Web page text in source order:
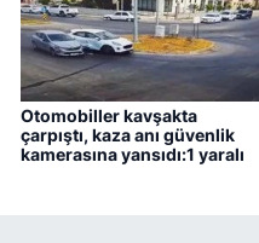
Otomobiller kavşakta
çarpıştı, kaza anı güvenlik
kamerasına yansıdı:1 yaralı